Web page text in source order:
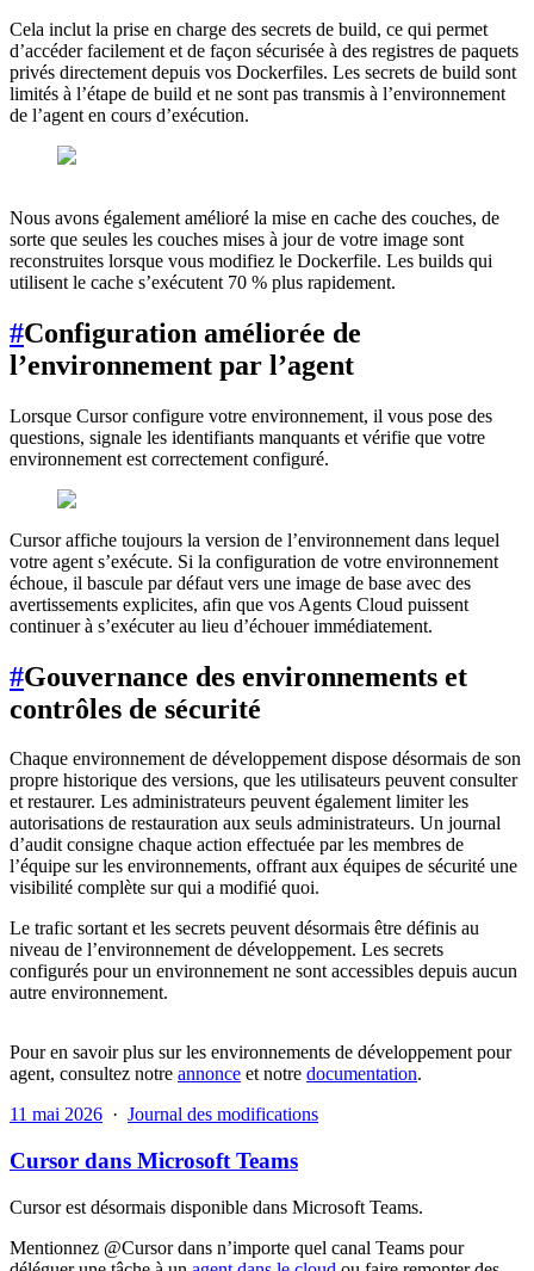
Cela inclut la prise en charge des secrets de build, ce qui permet
d’accéder facilement et de façon sécurisée à des registres de paquets
privés directement depuis vos Dockerfiles. Les secrets de build sont
limités à l’étape de build et ne sont pas transmis à l’environnement
de l’agent en cours d’exécution.
Nous avons également amélioré la mise en cache des couches, de
sorte que seules les couches mises à jour de votre image sont
reconstruites lorsque vous modifiez le Dockerfile. Les builds qui
utilisent le cache s’exécutent 70 % plus rapidement.
#Configuration améliorée de
l’environnement par l’agent
Lorsque Cursor configure votre environnement, il vous pose des
questions, signale les identifiants manquants et vérifie que votre
environnement est correctement configuré.
Cursor affiche toujours la version de l’environnement dans lequel
votre agent s’exécute. Si la configuration de votre environnement
échoue, il bascule par défaut vers une image de base avec des
avertissements explicites, afin que vos Agents Cloud puissent
continuer à s’exécuter au lieu d’échouer immédiatement.
#Gouvernance des environnements et
contrôles de sécurité
Chaque environnement de développement dispose désormais de son
propre historique des versions, que les utilisateurs peuvent consulter
et restaurer. Les administrateurs peuvent également limiter les
autorisations de restauration aux seuls administrateurs. Un journal
d’audit consigne chaque action effectuée par les membres de
l’équipe sur les environnements, offrant aux équipes de sécurité une
visibilité complète sur qui a modifié quoi.
Le trafic sortant et les secrets peuvent désormais être définis au
niveau de l’environnement de développement. Les secrets
configurés pour un environnement ne sont accessibles depuis aucun
autre environnement.
Pour en savoir plus sur les environnements de développement pour
agent, consultez notre annonce et notre documentation.
11 mai 2026 · Journal des modifications
Cursor dans Microsoft Teams
Cursor est désormais disponible dans Microsoft Teams.
Mentionnez @Cursor dans n’importe quel canal Teams pour